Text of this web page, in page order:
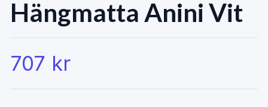
Hängmatta Anini Vit
707 kr